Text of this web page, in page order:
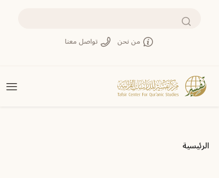
بحث
من نحن تواصل معنا
مسار التنقل
الرئيسية